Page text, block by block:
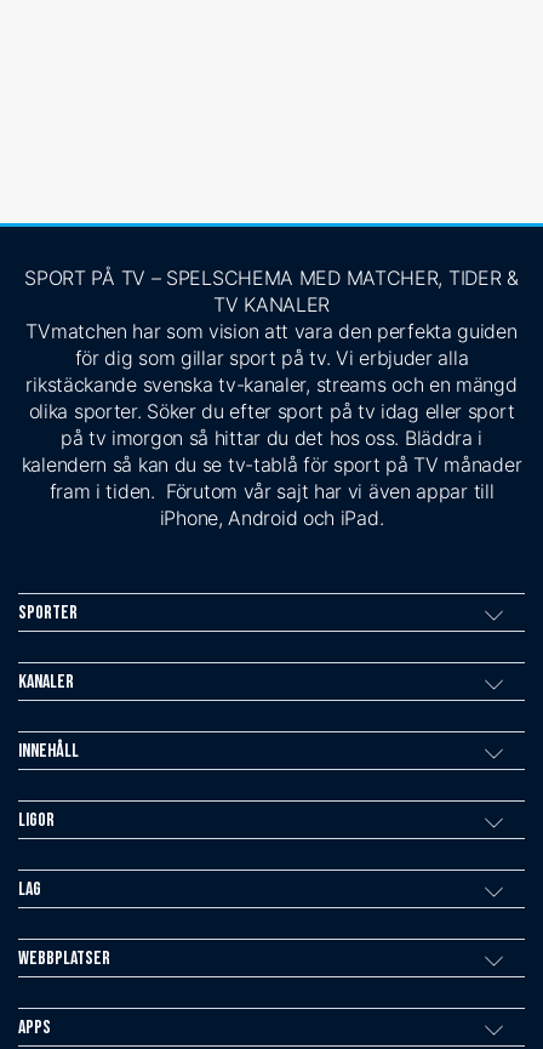
SPORT PÅ TV – SPELSCHEMA MED MATCHER, TIDER &
TV KANALER
TVmatchen har som vision att vara den perfekta guiden
för dig som gillar sport på tv. Vi erbjuder alla
rikstäckande svenska tv-kanaler, streams och en mängd
olika sporter. Söker du efter sport på tv idag eller sport
på tv imorgon så hittar du det hos oss. Bläddra i
kalendern så kan du se tv-tablå för sport på TV månader
fram i tiden. Förutom vår sajt har vi även appar till
iPhone, Android och iPad.
Sporter
Kanaler
Innehåll
Ligor
Lag
Webbplatser
Apps